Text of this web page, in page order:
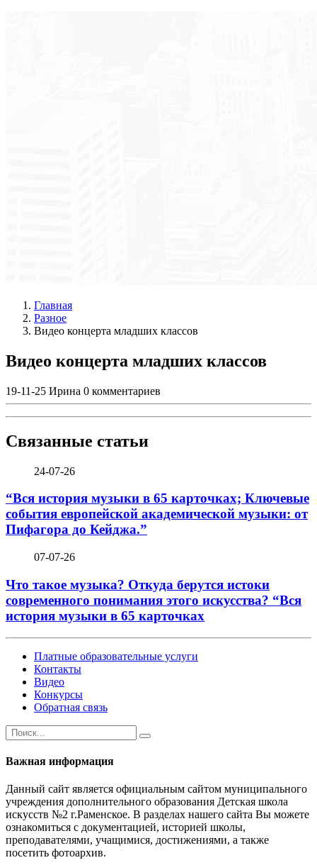
Главная
Разное
Видео концерта младших классов
Видео концерта младших классов
19-11-25 Ирина 0 комментариев
Связанные статьи
24-07-26
“Вся история музыки в 65 карточках; Ключевые
события европейской академической музыки: от
Пифагора до Кейджа.”
07-07-26
Что такое музыка? Откуда берутся истоки
современного понимания этого искусства? “Вся
история музыки в 65 карточках
Платные образовательные услуги
Контакты
Видео
Конкурсы
Обратная связь
Важная информация
Данный сайт является официальным сайтом муниципального
учреждения дополнительного образования Детская школа
искусств №2 г.Раменское. В разделах нашего сайта Вы можете
ознакомиться с документацией, историей школы,
преподавателями, учащимися, достижениями, а также
посетить фотоархив.